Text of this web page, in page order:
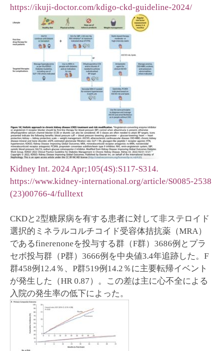
https://ikuji-doctor.com/kdigo-ckd-guideline-2024/
Kidney Int. 2024 Apr;105(4S):S117-S314.
https://www.kidney-international.org/article/S0085-2538
(23)00766-4/fulltext
CKDと2型糖尿病を有する患者に対して非ステロイド
選択的ミネラルコルチコイド受容体拮抗薬（MRA）
であるfinerenoneを投与する群（F群）3686例とプラ
セボ投与群（P群）3666例を中央値3.4年追跡した。F
群458例12.4％、P群519例14.2％に主要転帰イベント
が発生した（HR 0.87）。この差は主に心不全による
入院の発生率の低下によった。